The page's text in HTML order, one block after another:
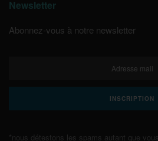
Newsletter
Abonnez-vous à notre newsletter
*nous détestons les spams autant que vous